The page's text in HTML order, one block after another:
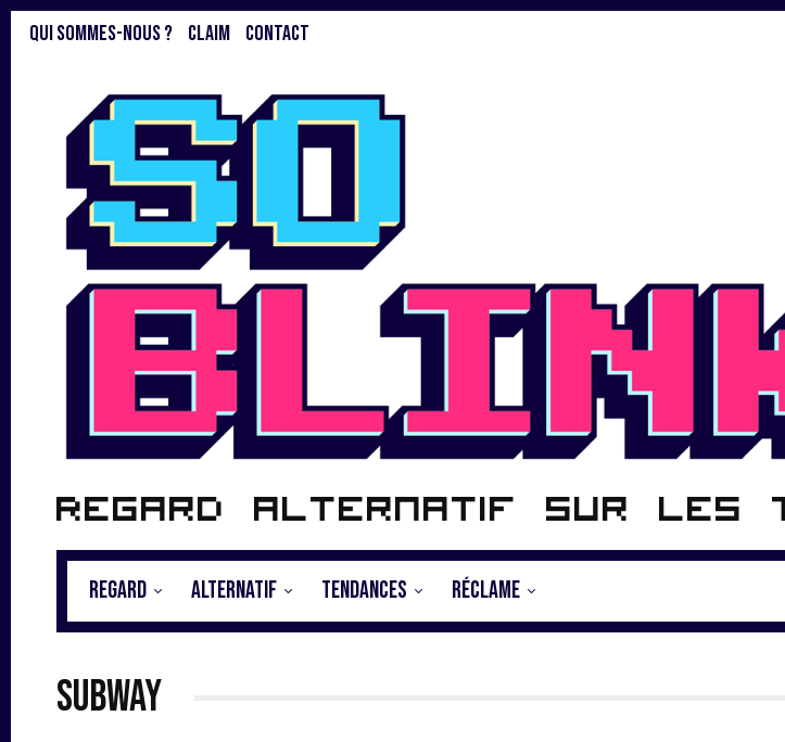
QUI SOMMES-NOUS ? CLAIM CONTACT
Regard alternatif sur les
REGARD ALTERNATIF TENDANCES RÉCLAME
subway